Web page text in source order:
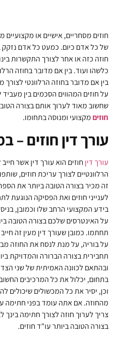
חוזים מסחריים, אישיים או מקצועיים
של כל אדם כיום. כמעט כל אדם נזקק
חוזה כזה או אחר לצורך התקשרות
כלשהו ועוד. בין אם מדובר בחוזה
בין אם מדובר בחוזה הרלוונטי לצורך
על חוזים המהווים הסכמים בין מעביד
שחשוב מאוד לערוך אותם בצורה
חוזיםמקצועי ומנוסה בתחומו.
עורך דין חוזים –
עורך דין חוזים הוא עורך דין אשר
הרלוונטיים לצורך עריכת חוזים,
זה מכיר בצורה הטובה ביותר את
לענייני חוזים ואת הפסיקה הנוגעת
בידע המקצועי הרחב שלו וכמובן,
על האינטרסים שלכם בצורה הטובה
תחתמו. כמובן שעורך דין מעין זה
על בוריה, על מנת לנסח את החוזה
תחבירית בצורה הברורה והמדויקת
ובהתאם לכוונה האמיתית של שני
בתחום, יכלול את כל המרכיבים
וכן, יסיר את כל המכשולים שיכולים
מהחוזה. אם אתה עומד בפני חתימה
צריך לערוך חוזה לצורך חתימה
בצורה הטובה ביותר עו"ד חוזים.